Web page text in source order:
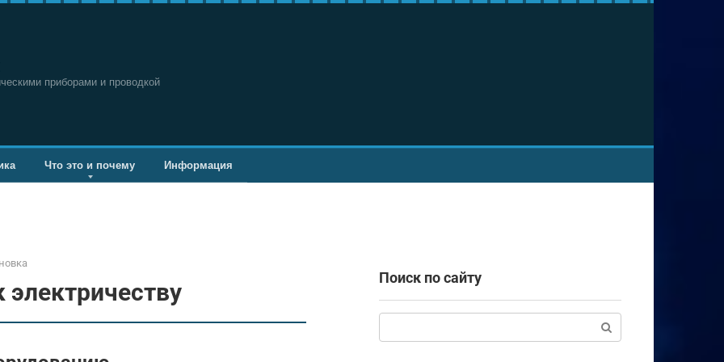
приборами и проводкой
Что это и почему Информация
Поиск по сайту